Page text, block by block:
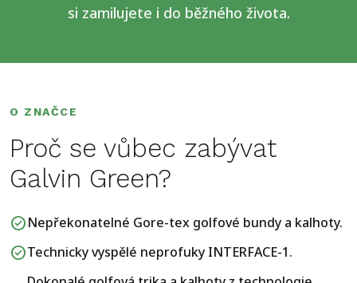
si zamilujete i do běžného života.
O ZNAČCE
Proč se vůbec zabývat
Galvin Green?
check_circleNepřekonatelné Gore-tex golfové bundy a kalhoty.
check_circleTechnicky vyspělé neprofuky INTERFACE-1.